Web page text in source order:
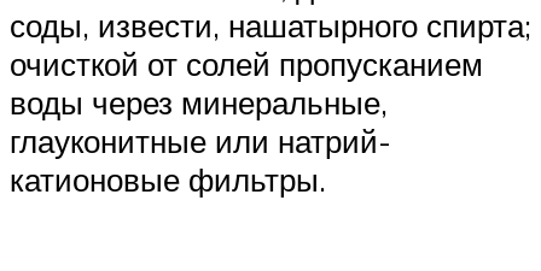
соды, извести, нашатырного спирта;
очисткой от солей пропусканием
воды через минеральные,
глауконитные или натрий-
катионовые фильтры.